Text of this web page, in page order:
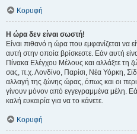
Κορυφή
Η ώρα δεν είναι σωστή!
Είναι πιθανό η ώρα που εμφανίζεται να
αυτή στην οποία βρίσκεστε. Εάν αυτή
Πίνακα Ελέγχου Μέλους και αλλάξτε τη
σας, π.χ. Λονδίνο, Παρίσι, Νέα Υόρκη,
αλλαγή της ζώνης ώρας, όπως και οι
γίνουν μόνον από εγγεγραμμένα μέλη.
καλή ευκαιρία για να το κάνετε.
Κορυφή